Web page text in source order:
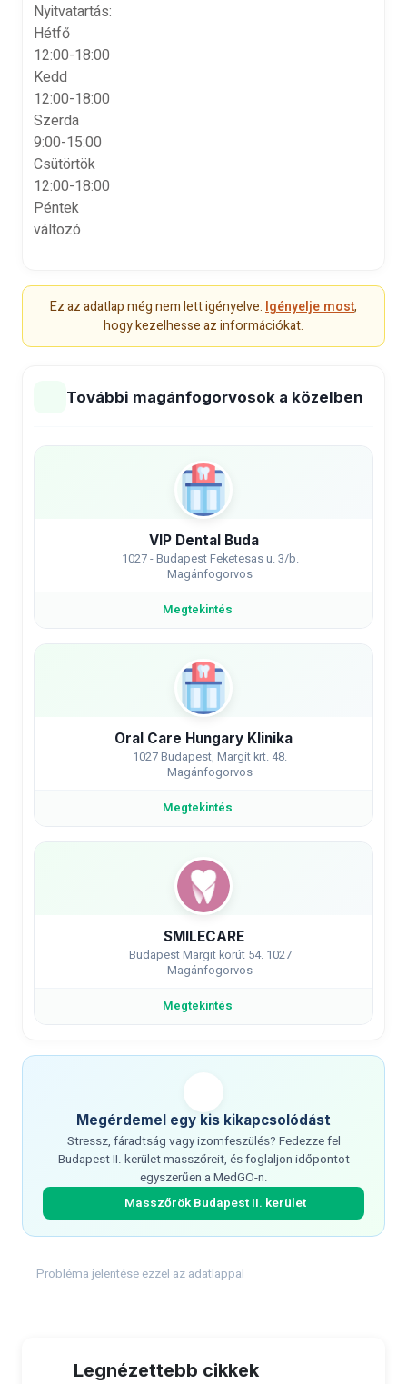
Nyitvatartás:
Hétfő
12:00-18:00
Kedd
12:00-18:00
Szerda
9:00-15:00
Csütörtök
12:00-18:00
Péntek
változó
Ez az adatlap még nem lett igényelve. Igényelje most,
hogy kezelhesse az információkat.
További magánfogorvosok a közelben
VIP Dental Buda
1027 - Budapest Feketesas u. 3/b.
Magánfogorvos
Megtekintés
Oral Care Hungary Klinika
1027 Budapest, Margit krt. 48.
Magánfogorvos
Megtekintés
SMILECARE
Budapest Margit körút 54. 1027
Magánfogorvos
Megtekintés
Megérdemel egy kis kikapcsolódást
Stressz, fáradtság vagy izomfeszülés? Fedezze fel
Budapest II. kerület masszőreit, és foglaljon időpontot
egyszerűen a MedGO-n.
Masszőrök Budapest II. kerület
Probléma jelentése ezzel az adatlappal
Legnézettebb cikkek